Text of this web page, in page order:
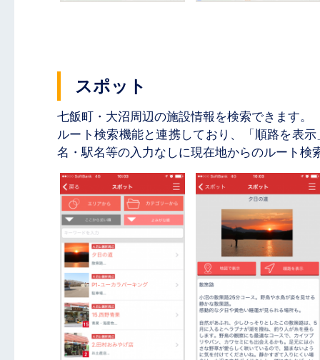
スポット
七飯町・大沼周辺の施設情報を検索できます。
ルート検索機能と連携しており、「順路を表
名・駅名等の入力なしに現在地からのルート検